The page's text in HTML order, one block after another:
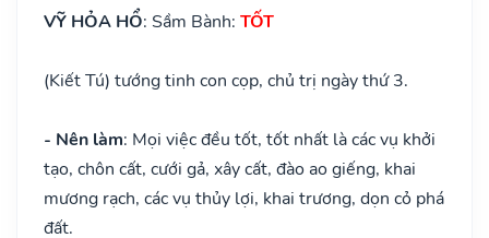
VỸ HỎA HỔ: Sầm Bành: TỐT
(Kiết Tú) tướng tinh con cọp, chủ trị ngày thứ 3.
- Nên làm: Mọi việc đều tốt, tốt nhất là các vụ khởi
tạo, chôn cất, cưới gả, xây cất, đào ao giếng, khai
mương rạch, các vụ thủy lợi, khai trương, dọn cỏ phá
đất.